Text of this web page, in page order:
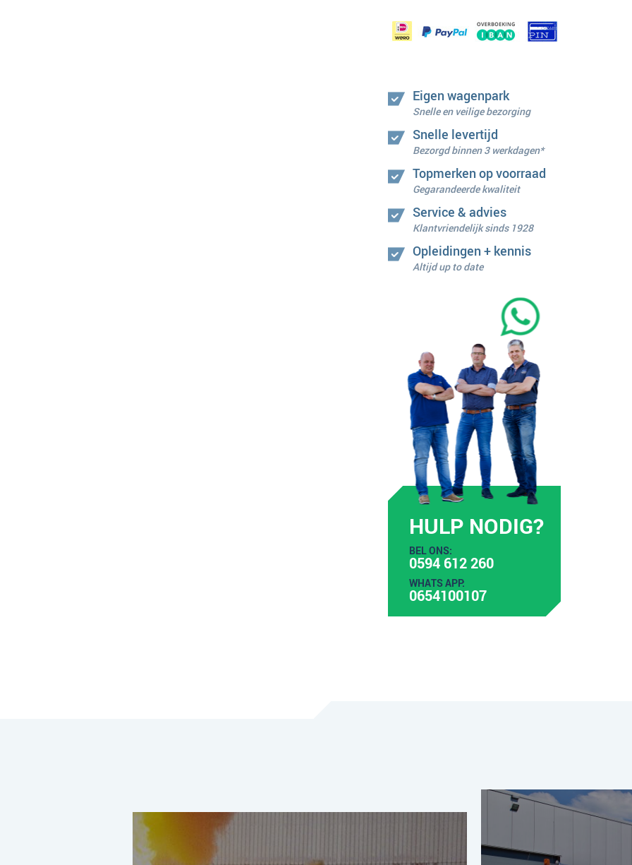
Eigen wagenpark
Snelle en veilige bezorging
Snelle levertijd
Bezorgd binnen 3 werkdagen*
Topmerken op voorraad
Gegarandeerde kwaliteit
Service & advies
Klantvriendelijk sinds 1928
Opleidingen + kennis
Altijd up to date
HULP NODIG?
BEL ONS:
0594 612 260
WHATS APP:
0654100107